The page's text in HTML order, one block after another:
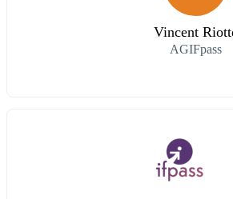
Vincent
AGIFpass